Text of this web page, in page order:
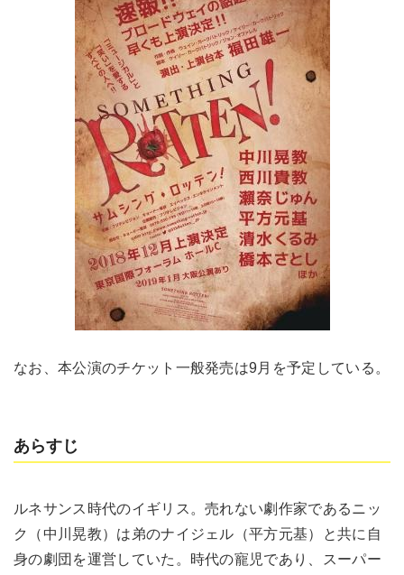
なお、本公演のチケット一般発売は9月を予定している。
あらすじ
ルネサンス時代のイギリス。売れない劇作家であるニッ
ク（中川晃教）は弟のナイジェル（平方元基）と共に自
身の劇団を運営していた。時代の寵児であり、スーパー